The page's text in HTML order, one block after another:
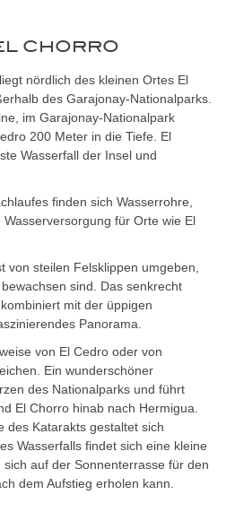
CHORRO
nördlich des kleinen Ortes El
des Garajonay-Nationalparks.
im Garajonay-Nationalpark
200 Meter in die Tiefe. El
Wasserfall der Insel und
finden sich Wasserrohre,
für Orte wie El
von steilen Felsklippen umgeben,
sind. Das senkrecht
mit der üppigen
Panorama.
von El Cedro oder von
Ein wunderschöner
des Nationalparks und führt
El Chorro hinab nach Hermigua.
des Katarakts gestaltet sich
Wasserfalls findet sich eine kleine
auf der Sonnenterrasse für den
dem Aufstieg erholen kann.